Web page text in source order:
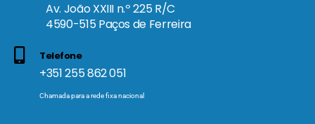
Av. João XXIII n.º 225 R/C
4590-515 Paços de Ferreira
Telefone
+351 255 862 051
Chamada para a rede fixa nacional